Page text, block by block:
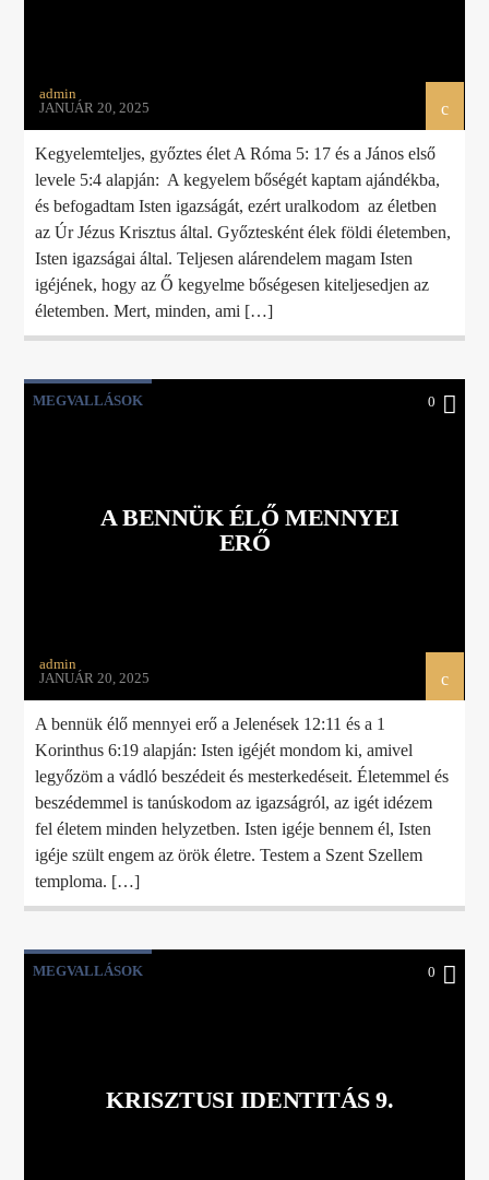
admin
JANUÁR 20, 2025
Kegyelemteljes, győztes élet A Róma 5: 17 és a János első
levele 5:4 alapján: A kegyelem bőségét kaptam ajándékba,
és befogadtam Isten igazságát, ezért uralkodom az életben
az Úr Jézus Krisztus által. Győztesként élek földi életemben,
Isten igazságai által. Teljesen alárendelem magam Isten
igéjének, hogy az Ő kegyelme bőségesen kiteljesedjen az
életemben. Mert, minden, ami […]
MEGVALLÁSOK 0
A BENNÜK ÉLŐ MENNYEI
ERŐ
admin
JANUÁR 20, 2025
A bennük élő mennyei erő a Jelenések 12:11 és a 1
Korinthus 6:19 alapján: Isten igéjét mondom ki, amivel
legyőzöm a vádló beszédeit és mesterkedéseit. Életemmel és
beszédemmel is tanúskodom az igazságról, az igét idézem
fel életem minden helyzetben. Isten igéje bennem él, Isten
igéje szült engem az örök életre. Testem a Szent Szellem
temploma. […]
MEGVALLÁSOK 0
KRISZTUSI IDENTITÁS 9.